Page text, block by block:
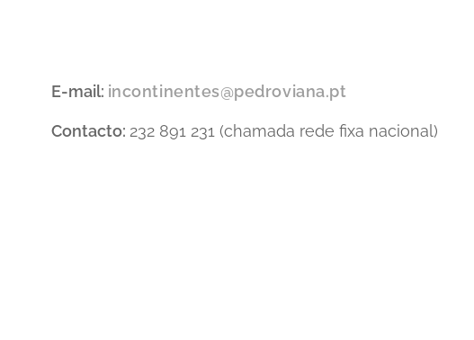
E-mail: incontinentes@pedroviana.pt
Contacto: 232 891 231 (chamada rede fixa nacional)